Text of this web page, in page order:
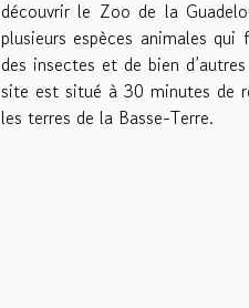
découvrir le Zoo de la
plusieurs espèces animales
des insectes et de bien
site est situé à 30 minutes de
les terres de la Basse-Terre.